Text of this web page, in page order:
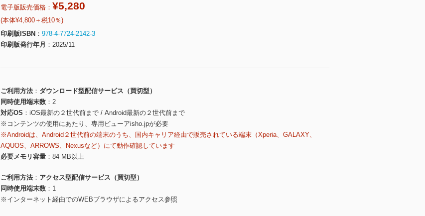
電子版販売価格： ¥5,280
(本体¥4,800＋税10％)
印刷版ISBN
978-4-7724-2142-3
印刷版発行年月
2025/11
ご利用方法
ダウンロード型配信サービス（買切型）
同時使用端末数
2
対応OS
iOS最新の２世代前まで / Android最新の２世代前まで
※コンテンツの使用にあたり、専用ビューアisho.jpが必要
※Androidは、Android２世代前の端末のうち、国内キャリア経由で販売されている端末（Xperia、GALAXY、
AQUOS、ARROWS、Nexusなど）にて動作確認しています
必要メモリ容量
84 MB以上
ご利用方法
アクセス型配信サービス（買切型）
同時使用端末数
1
※インターネット経由でのWEBブラウザによるアクセス参照